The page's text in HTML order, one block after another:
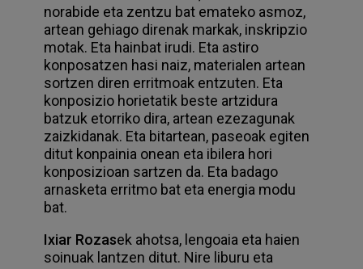
norabide eta zentzu bat emateko asmoz,
artean gehiago direnak markak, inskripzio
motak. Eta hainbat irudi. Eta astiro
konposatzen hasi naiz, materialen artean
sortzen diren erritmoak entzuten. Eta
konposizio horietatik beste artzidura
batzuk etorriko dira, artean ezezagunak
zaizkidanak. Eta bitartean, paseoak egiten
ditut konpainia onean eta ibilera hori
konposizioan sartzen da. Eta badago
arnasketa erritmo bat eta energia modu
bat.
Ixiar Rozasek ahotsa, lengoaia eta haien
soinuak lantzen ditut. Nire liburu eta